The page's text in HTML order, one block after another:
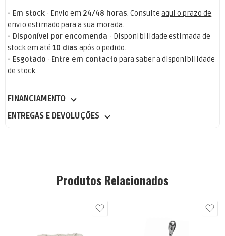
- Em stock - Envio em 24/48 horas. Consulteaqui o prazo de
envio estimado para a sua morada.
- Disponível por encomenda - Disponibilidade estimada de
stock em até10 dias após o pedido.
- Esgotado - Entre em contacto para saber a disponibilidade
de stock.
FINANCIAMENTO
ENTREGAS E DEVOLUÇÕES
Produtos Relacionados